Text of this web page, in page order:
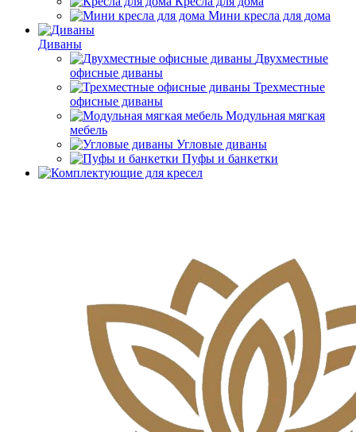
Мини кресла для дома
Диваны
Двухместные
офисные диваны
Трехместные
офисные диваны
Модульная мягкая
мебель
Угловые диваны
Пуфы и банкетки